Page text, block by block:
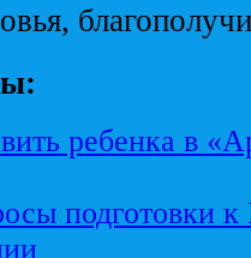
ребенка в
подготовки